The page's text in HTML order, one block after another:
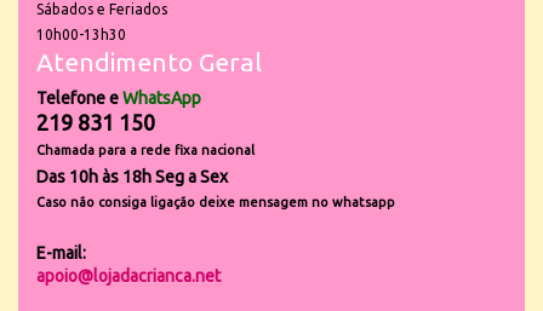
Sábados e Feriados
10h00-13h30
Atendimento Geral
Telefone eWhatsApp
219 831 150
Chamada para a rede fixa nacional
Das 10h às 18h Seg a Sex
Caso não consiga ligação deixe mensagem no whatsapp
E-mail:
apoio@lojadacrianca.net